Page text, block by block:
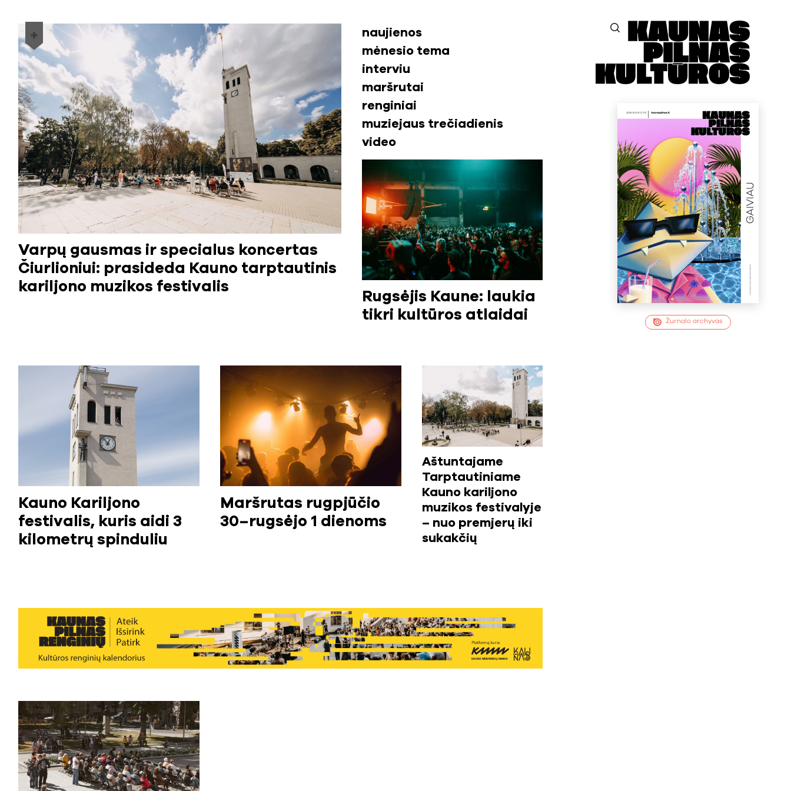
Žurnalo archyvas
Varpų gausmas ir specialus koncertas
Čiurlioniui: prasideda Kauno tarptautinis
kariljono muzikos festivalis
naujienos
mėnesio tema
interviu
maršrutai
renginiai
muziejaus trečiadienis
video
Rugsėjis Kaune: laukia
tikri kultūros atlaidai
Kauno Kariljono
festivalis, kuris aidi 3
kilometrų spinduliu
Maršrutas rugpjūčio
30–rugsėjo 1 dienoms
Aštuntajame
Tarptautiniame
Kauno kariljono
muzikos festivalyje
– nuo premjerų iki
sukakčių